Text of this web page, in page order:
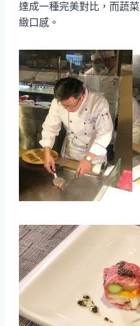
達成一種完美對比，而蔬
緻口感。